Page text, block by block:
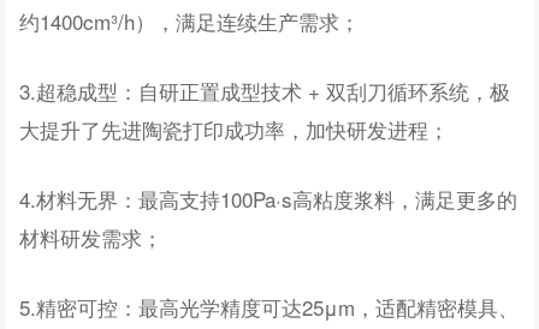
约1400cm³/h），满足连续生产需求；
3.超稳成型：自研正置成型技术 + 双刮刀循环系统，极
大提升了先进陶瓷打印成功率，加快研发进程；
4.材料无界：最高支持100Pa·s高粘度浆料，满足更多的
材料研发需求；
5.精密可控：最高光学精度可达25μm，适配精密模具、